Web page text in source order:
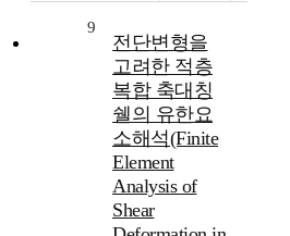
9
전단변형을
고려한 적층
복합 축대칭
쉘의 유한요
소해석(Finite
Element
Analysis of
Shear